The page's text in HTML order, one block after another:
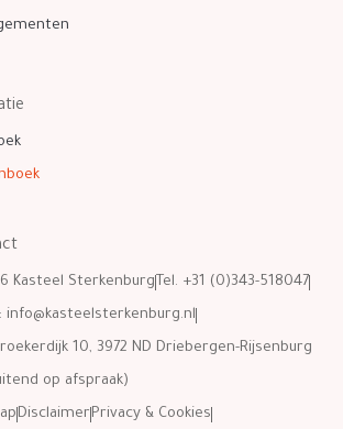
Kasteel Sterkenburg Tel. +31 (0)343-518047
info@kasteelsterkenburg.nl
10, 3972 ND Driebergen-Rijsenburg
op afspraak)
Disclaimer Privacy & Cookies